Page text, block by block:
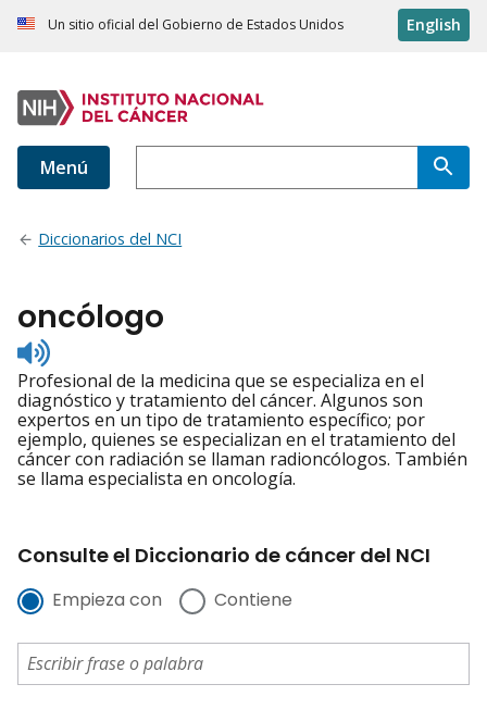
Un sitio oficial del Gobierno de Estados Unidos English
Menú
Diccionarios del NCI
oncólogo
Listen
to
pronunciation
Profesional de la medicina que se especializa en el
diagnóstico y tratamiento del cáncer. Algunos son
expertos en un tipo de tratamiento específico; por
ejemplo, quienes se especializan en el tratamiento del
cáncer con radiación se llaman radioncólogos. También
se llama especialista en oncología.
Consulte el Diccionario de cáncer del NCI
Empieza con Contiene